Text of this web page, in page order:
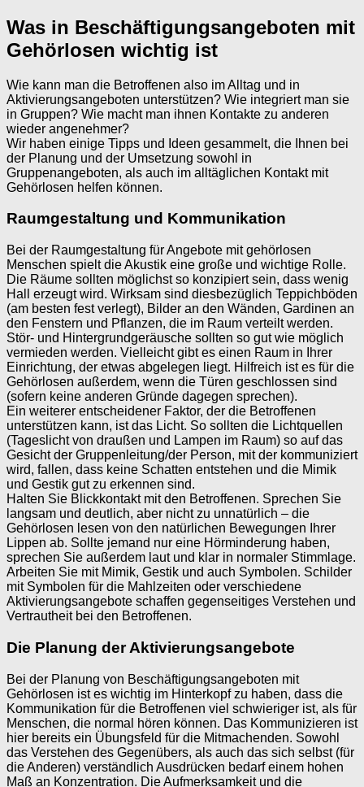
Was in Beschäftigungsangeboten mit
Gehörlosen wichtig ist
Wie kann man die Betroffenen also im Alltag und in
Aktivierungsangeboten unterstützen? Wie integriert man sie
in Gruppen? Wie macht man ihnen Kontakte zu anderen
wieder angenehmer?
Wir haben einige Tipps und Ideen gesammelt, die Ihnen bei
der Planung und der Umsetzung sowohl in
Gruppenangeboten, als auch im alltäglichen Kontakt mit
Gehörlosen helfen können.
Raumgestaltung und Kommunikation
Bei der Raumgestaltung für Angebote mit gehörlosen
Menschen spielt die Akustik eine große und wichtige Rolle.
Die Räume sollten möglichst so konzipiert sein, dass wenig
Hall erzeugt wird. Wirksam sind diesbezüglich Teppichböden
(am besten fest verlegt), Bilder an den Wänden, Gardinen an
den Fenstern und Pflanzen, die im Raum verteilt werden.
Stör- und Hintergrundgeräusche sollten so gut wie möglich
vermieden werden. Vielleicht gibt es einen Raum in Ihrer
Einrichtung, der etwas abgelegen liegt. Hilfreich ist es für die
Gehörlosen außerdem, wenn die Türen geschlossen sind
(sofern keine anderen Gründe dagegen sprechen).
Ein weiterer entscheidener Faktor, der die Betroffenen
unterstützen kann, ist das Licht. So sollten die Lichtquellen
(Tageslicht von draußen und Lampen im Raum) so auf das
Gesicht der Gruppenleitung/der Person, mit der kommuniziert
wird, fallen, dass keine Schatten entstehen und die Mimik
und Gestik gut zu erkennen sind.
Halten Sie Blickkontakt mit den Betroffenen. Sprechen Sie
langsam und deutlich, aber nicht zu unnatürlich – die
Gehörlosen lesen von den natürlichen Bewegungen Ihrer
Lippen ab. Sollte jemand nur eine Hörminderung haben,
sprechen Sie außerdem laut und klar in normaler Stimmlage.
Arbeiten Sie mit Mimik, Gestik und auch Symbolen. Schilder
mit Symbolen für die Mahlzeiten oder verschiedene
Aktivierungsangebote schaffen gegenseitiges Verstehen und
Vertrautheit bei den Betroffenen.
Die Planung der Aktivierungsangebote
Bei der Planung von Beschäftigungsangeboten mit
Gehörlosen ist es wichtig im Hinterkopf zu haben, dass die
Kommunikation für die Betroffenen viel schwieriger ist, als für
Menschen, die normal hören können. Das Kommunizieren ist
hier bereits ein Übungsfeld für die Mitmachenden. Sowohl
das Verstehen des Gegenübers, als auch das sich selbst (für
die Anderen) verständlich Ausdrücken bedarf einem hohen
Maß an Konzentration. Die Aufmerksamkeit und die